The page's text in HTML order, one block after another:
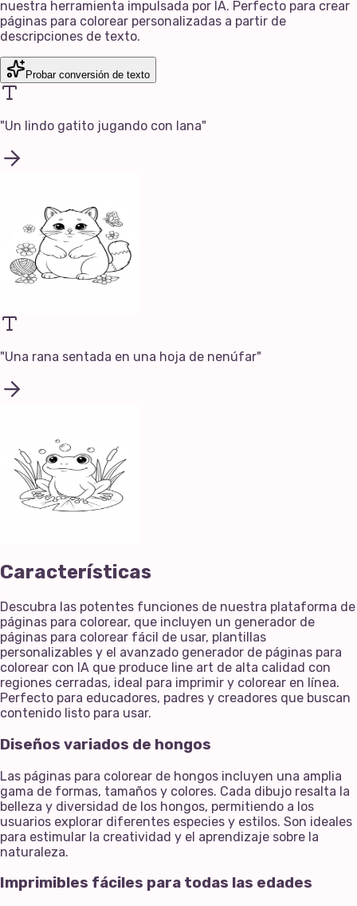
nuestra herramienta impulsada por IA. Perfecto para crear
páginas para colorear personalizadas a partir de
descripciones de texto.
Probar conversión de texto
"Un lindo gatito jugando con lana"
"Una rana sentada en una hoja de nenúfar"
Características
Descubra las potentes funciones de nuestra plataforma de
páginas para colorear, que incluyen un generador de
páginas para colorear fácil de usar, plantillas
personalizables y el avanzado generador de páginas para
colorear con IA que produce line art de alta calidad con
regiones cerradas, ideal para imprimir y colorear en línea.
Perfecto para educadores, padres y creadores que buscan
contenido listo para usar.
Diseños variados de hongos
Las páginas para colorear de hongos incluyen una amplia
gama de formas, tamaños y colores. Cada dibujo resalta la
belleza y diversidad de los hongos, permitiendo a los
usuarios explorar diferentes especies y estilos. Son ideales
para estimular la creatividad y el aprendizaje sobre la
naturaleza.
Imprimibles fáciles para todas las edades